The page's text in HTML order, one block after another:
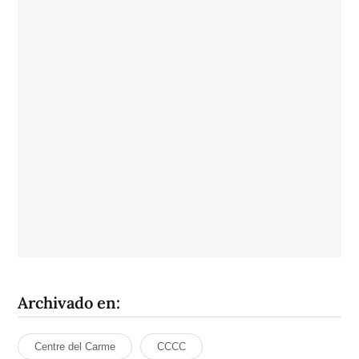
Archivado en:
Centre del Carme CCCC